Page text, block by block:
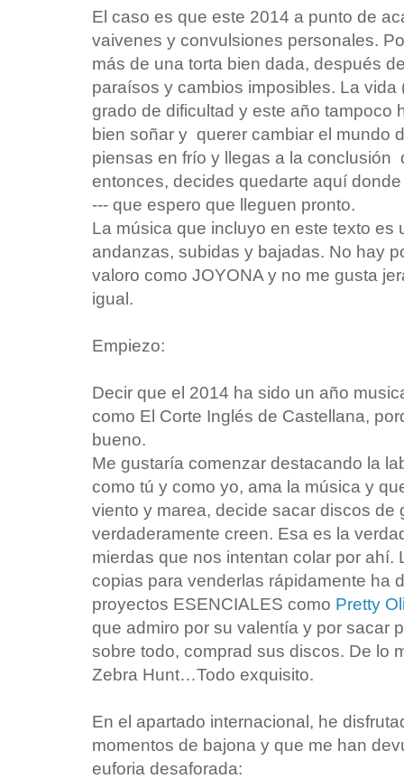
El caso es que este 2014 a punto de
vaivenes y convulsiones personales.
más de una torta bien dada, después
paraísos y cambios imposibles. La vida
grado de dificultad y este año tampoco
bien soñar y querer cambiar el mundo
piensas en frío y llegas a la conclusión
entonces, decides quedarte aquí
--- que espero que lleguen pronto.
La música que incluyo en este texto es
andanzas, subidas y bajadas. No hay
valoro como JOYONA y no me gusta
igual.
Empiezo:
Decir que el 2014 ha sido un año
como El Corte Inglés de Castellana,
bueno.
Me gustaría comenzar destacando la
como tú y como yo, ama la música y
viento y marea, decide sacar discos
verdaderamente creen. Esa es la
mierdas que nos intentan colar por
copias para venderlas rápidamente ha
proyectos ESENCIALES como Pretty
que admiro por su valentía y por sacar
sobre todo, comprad sus discos. De lo
Zebra Hunt…Todo exquisito.
En el apartado internacional, he
momentos de bajona y que me han
euforia desaforada: